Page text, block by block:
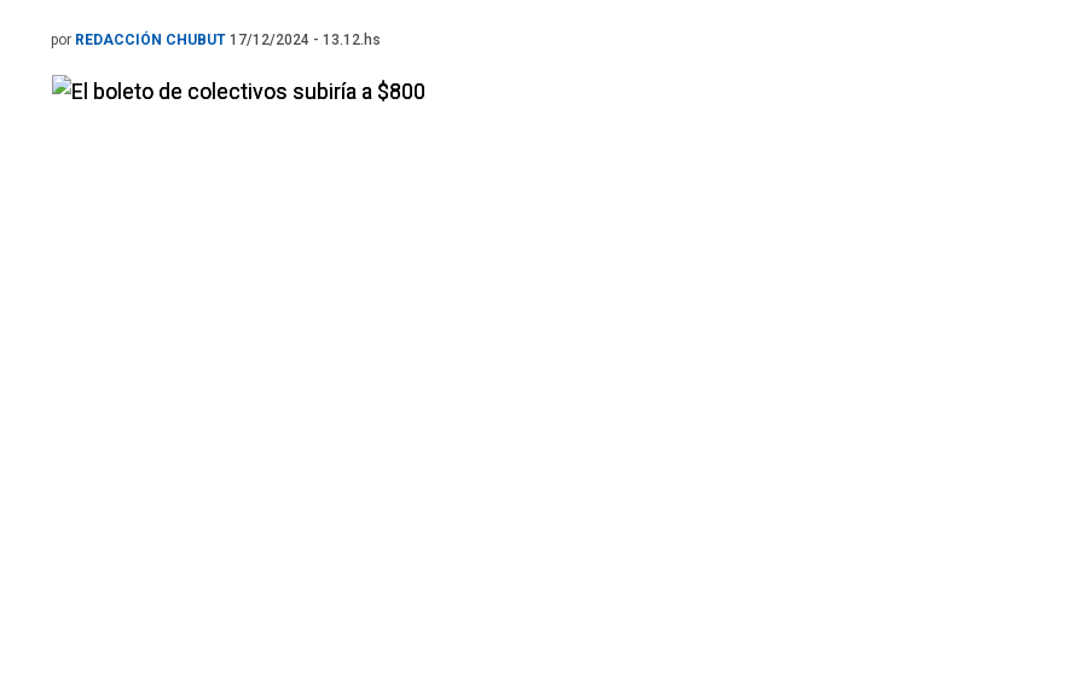
por REDACCIÓN CHUBUT 17/12/2024 - 13.12.hs